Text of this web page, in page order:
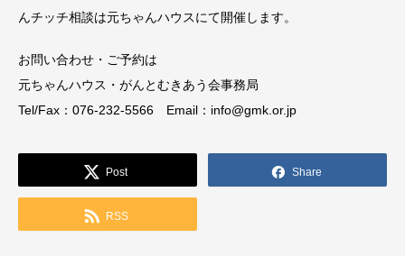
んチッチ相談は元ちゃんハウスにて開催します。
お問い合わせ・ご予約は
元ちゃんハウス・がんとむきあう会事務局
Tel/Fax：076-232-5566 Email：info@gmk.or.jp
Post Share
RSS